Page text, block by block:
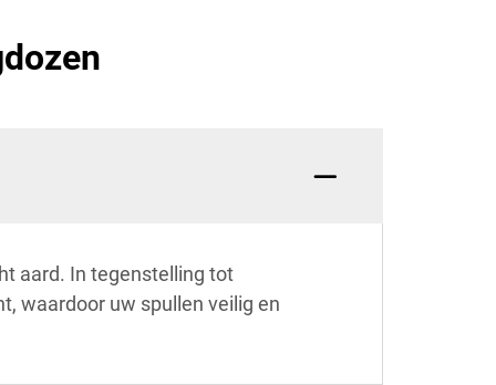
aard. In tegenstelling tot
waardoor uw spullen veilig en